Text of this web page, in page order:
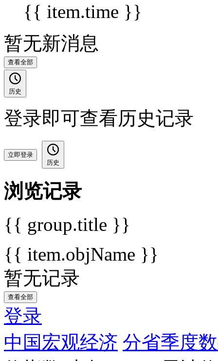
{{ item.time }}
暂无新消息
查看全部
历史
登录即可查看历史记录
立即登录
历史
浏览记录
{{ group.title }}
{{ item.objName }}
暂无记录
查看全部
登录
中国宏观经济 分省季度